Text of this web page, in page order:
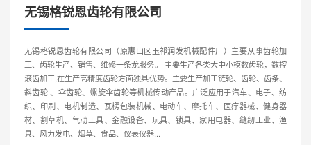
无锡格锐恩齿轮有限公司
无锡格锐恩齿轮有限公司（原惠山区玉祁润发机械配件厂）主要从事齿轮加
工、齿轮生产、销售、维修一条龙服务。 主要生产各类大中小模数齿轮，数控
滚齿加工,在生产高精度齿轮方面独具优势。主要生产加工链轮、齿轮、齿条、
斜齿轮 、伞齿轮、螺旋伞齿轮等机械传动产品。广泛应用于汽车、电子、纺
织、印刷、电机制造、瓦楞包装机械、电动车、摩托车、医疗器械、健身器
材、割草机、气动工具、金融设备、玩具、锁具、家用电器、缝纫工业、渔
具、风力发电、烟草、食品、仪表仪器...